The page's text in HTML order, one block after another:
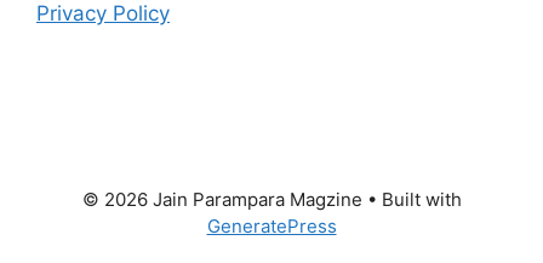
Privacy Policy
© 2026 Jain Parampara Magzine • Built with
GeneratePress